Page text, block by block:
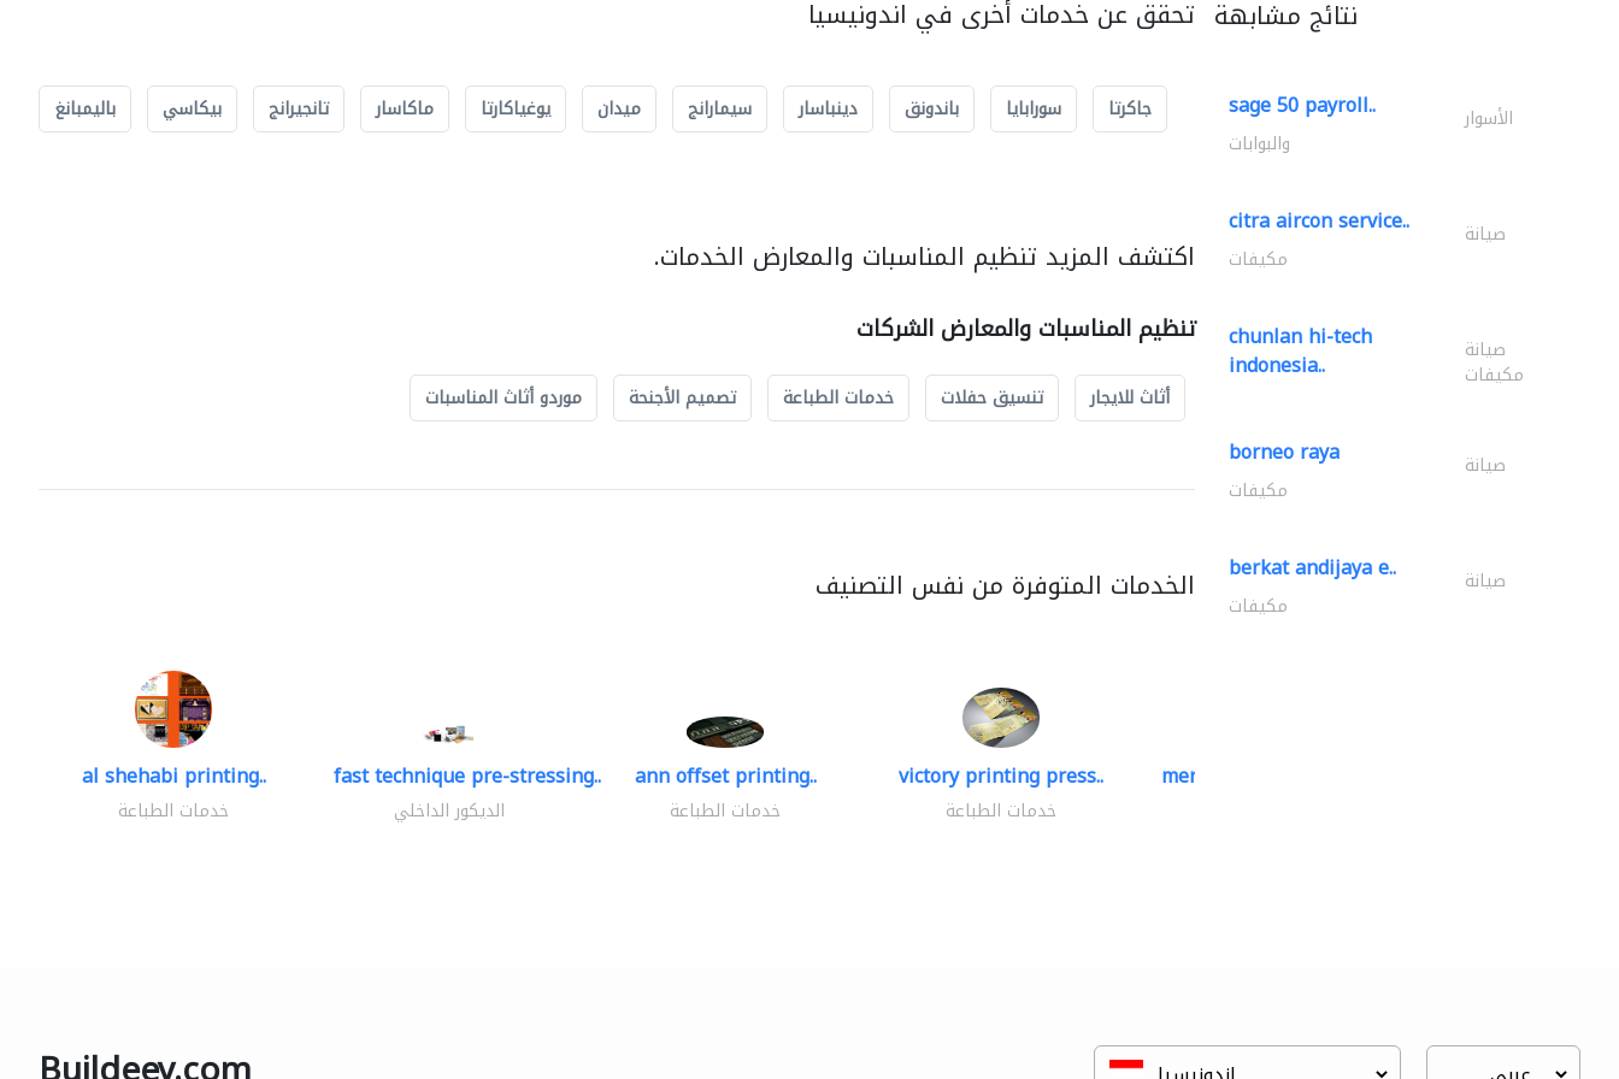
تحقق عن خدمات أخرى في اندونيسيا
جاكرتا سورابايا باندونق دينباسار سيمارانج ميدان يوغياكارتا ماكاسار تانجيرانج بيكاسي باليمبانغ
اكتشف المزيد تنظيم المناسبات والمعارض الخدمات.
تنظيم المناسبات والمعارض الشركات
أثاث للايجار تنسيق حفلات خدمات الطباعة تصميم الأجنحة موردو أثاث المناسبات
الخدمات المتوفرة من نفس التصنيف
al shehabi printing..
خدمات الطباعة
fast technique pre-stressing..
الديكور الداخلي
ann offset printing..
خدمات الطباعة
victory printing press..
خدمات الطباعة
mermaid digital printing..
نتائج مشابهة
sage 50 payroll.. الأسوار
والبوابات
citra aircon service.. صيانة
مكيفات
chunlan hi-tech
indonesia.. صيانة
مكيفات
borneo raya صيانة
مكيفات
berkat andijaya e.. صيانة
مكيفات